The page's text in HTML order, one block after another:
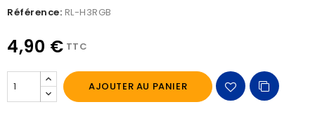
Référence: RL-H3RGB
4,90 € TTC
AJOUTER AU PANIER